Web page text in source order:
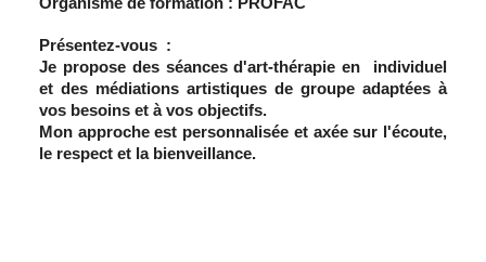
Présentez-vous :
Je propose des séances d'art-thérapie en individuel
et des médiations artistiques de groupe adaptées à
vos besoins et à vos objectifs.
Mon approche est personnalisée et axée sur l'écoute,
le respect et la bienveillance.